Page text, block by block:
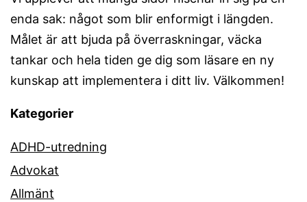
enda sak: något som blir enformigt i längden.
Målet är att bjuda på överraskningar, väcka
tankar och hela tiden ge dig som läsare en ny
kunskap att implementera i ditt liv. Välkommen!
Kategorier
ADHD-utredning
Advokat
Allmänt